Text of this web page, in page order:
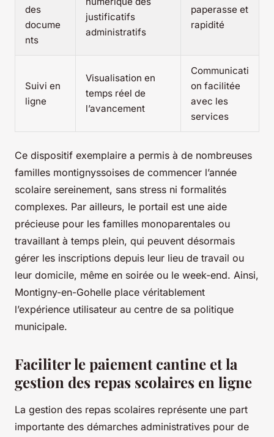
des
docume
nts
justificatifs
administratifs
paperasse et
rapidité
Suivi en
ligne
Visualisation en
temps réel de
l’avancement
Communicati
on facilitée
avec les
services
Ce dispositif exemplaire a permis à de nombreuses
familles montignyssoises de commencer l’année
scolaire sereinement, sans stress ni formalités
complexes. Par ailleurs, le portail est une aide
précieuse pour les familles monoparentales ou
travaillant à temps plein, qui peuvent désormais
gérer les inscriptions depuis leur lieu de travail ou
leur domicile, même en soirée ou le week-end. Ainsi,
Montigny-en-Gohelle place véritablement
l’expérience utilisateur au centre de sa politique
municipale.
Faciliter le paiement cantine et la
gestion des repas scolaires en ligne
La gestion des repas scolaires représente une part
importante des démarches administratives pour de